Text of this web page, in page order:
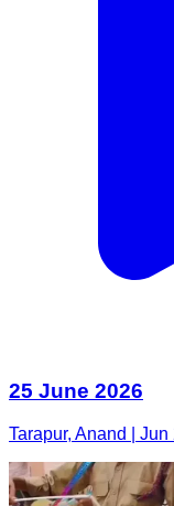
25 June 2026
Tarapur, Anand |